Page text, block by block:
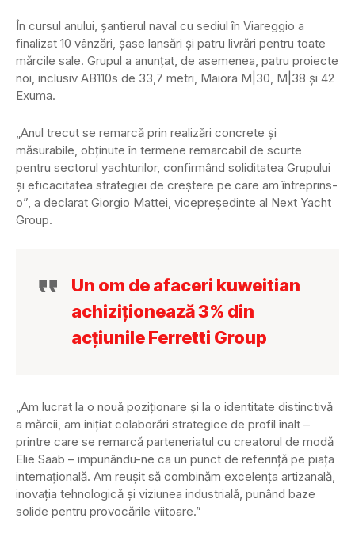
În cursul anului, șantierul naval cu sediul în Viareggio a
finalizat 10 vânzări, șase lansări și patru livrări pentru toate
mărcile sale. Grupul a anunțat, de asemenea, patru proiecte
noi, inclusiv AB110s de 33,7 metri, Maiora M|30, M|38 și 42
Exuma.
„Anul trecut se remarcă prin realizări concrete și
măsurabile, obținute în termene remarcabil de scurte
pentru sectorul yachturilor, confirmând soliditatea Grupului
și eficacitatea strategiei de creștere pe care am întreprins-
o”, a declarat Giorgio Mattei, vicepreședinte al Next Yacht
Group.
Un om de afaceri kuweitian
achiziționează 3% din
acțiunile Ferretti Group
„Am lucrat la o nouă poziționare și la o identitate distinctivă
a mărcii, am inițiat colaborări strategice de profil înalt –
printre care se remarcă parteneriatul cu creatorul de modă
Elie Saab – impunându-ne ca un punct de referință pe piața
internațională. Am reușit să combinăm excelența artizanală,
inovația tehnologică și viziunea industrială, punând baze
solide pentru provocările viitoare.”